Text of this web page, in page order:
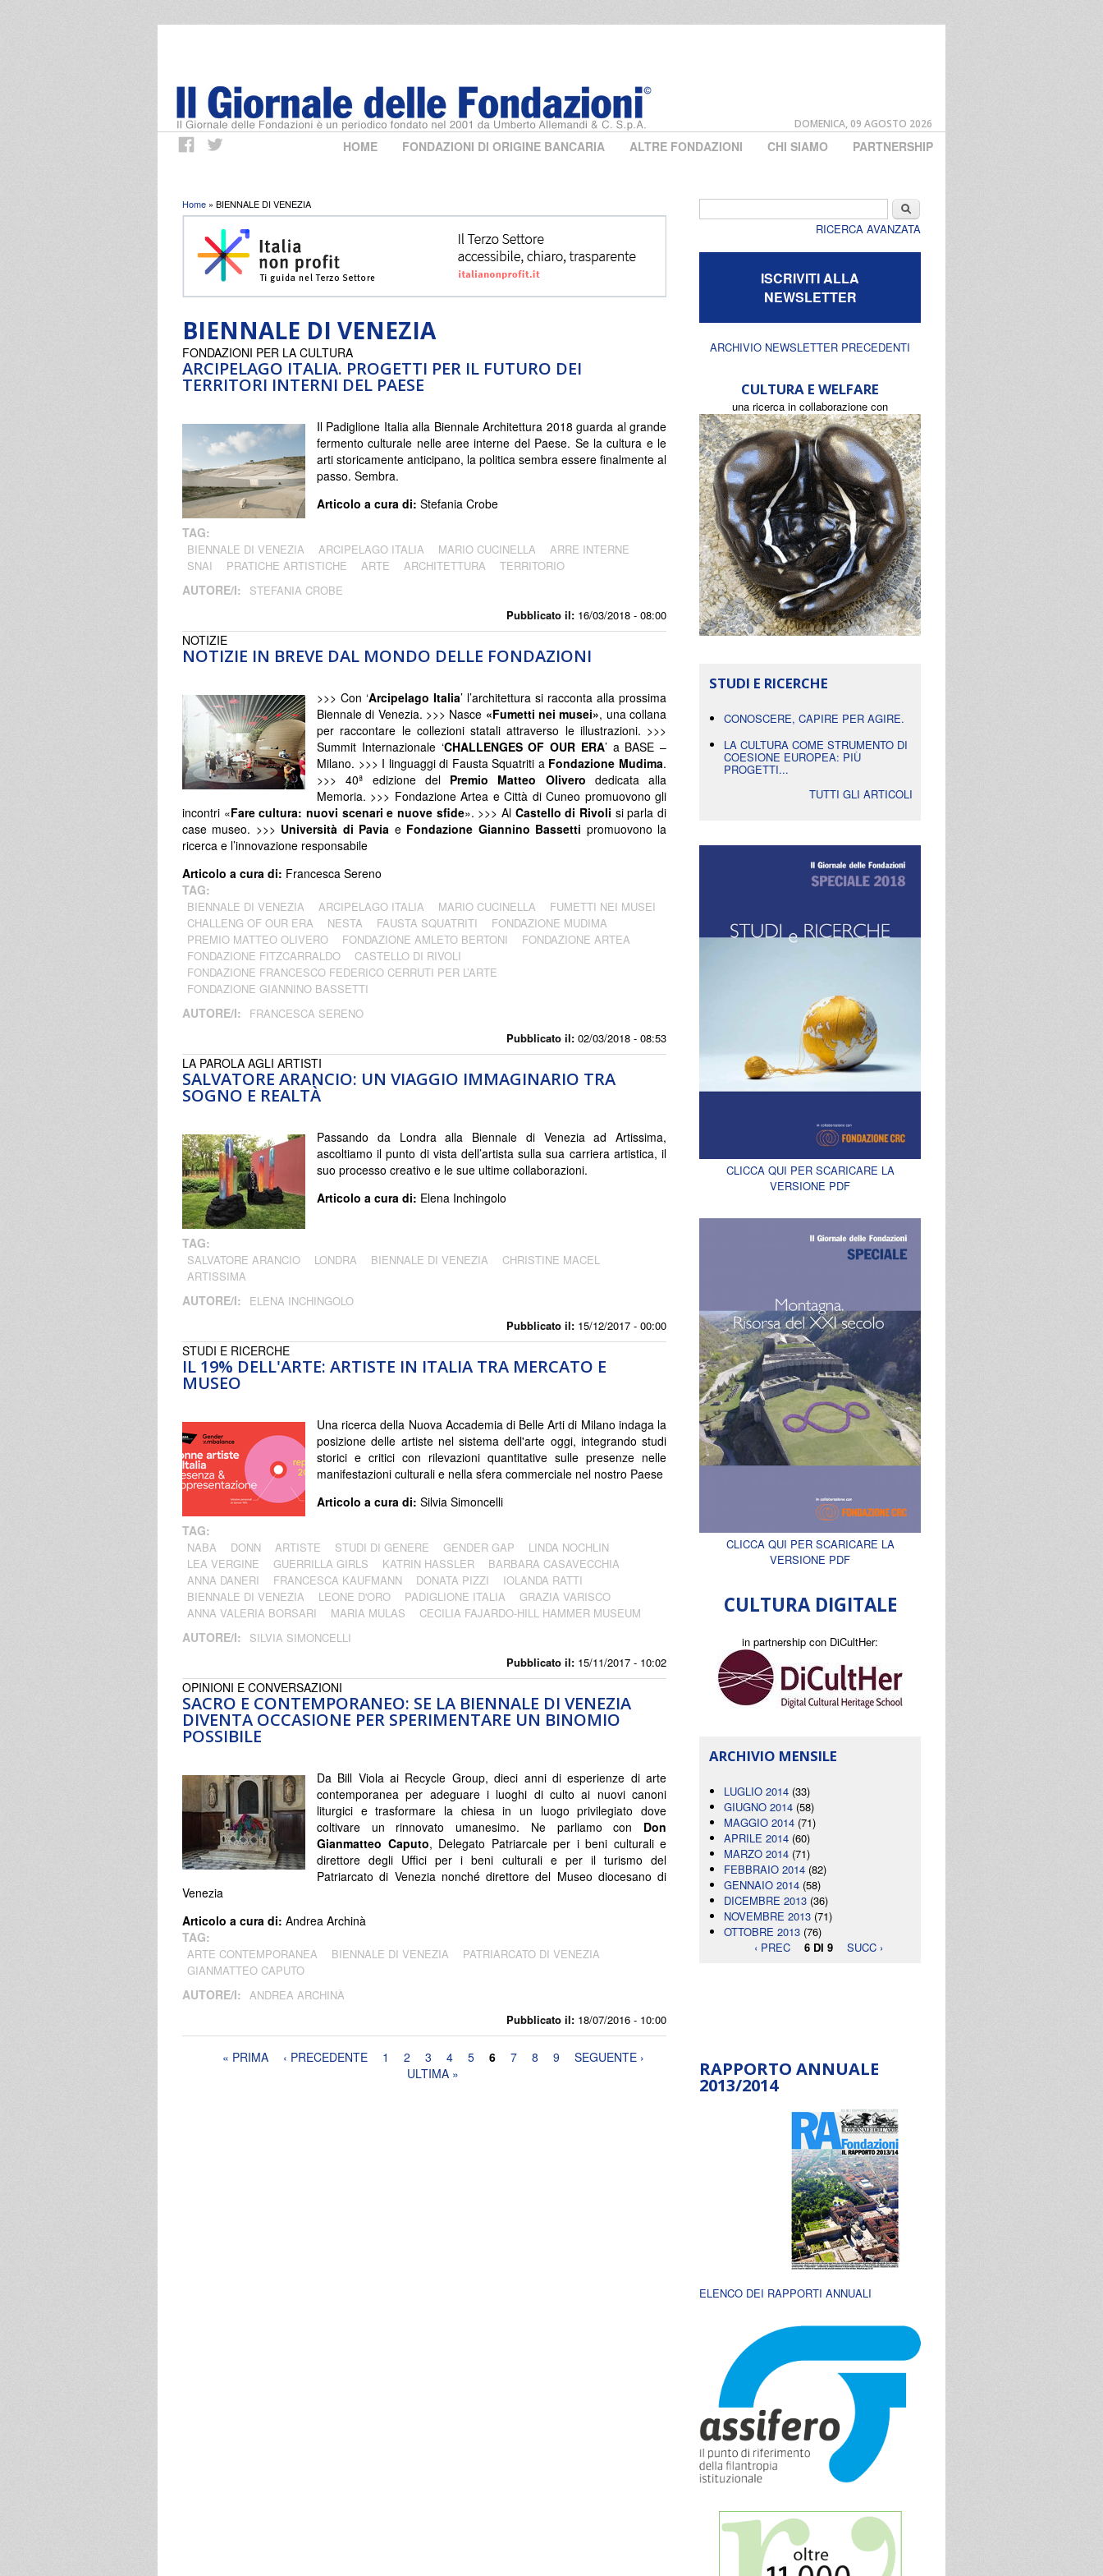
DOMENICA, 09 AGOSTO 2026
HOME FONDAZIONI DI ORIGINE BANCARIA ALTRE FONDAZIONI CHI SIAMO PARTNERSHIP
Tu sei qui
Home » BIENNALE DI VENEZIA
BIENNALE DI VENEZIA
ARCIPELAGO ITALIA. PROGETTI PER IL FUTURO DEI
TERRITORI INTERNI DEL PAESE
Pubblicato il: 16/03/2018 - 08:00
FONDAZIONI PER LA CULTURA
Il Padiglione Italia alla Biennale Architettura 2018 guarda al grande
fermento culturale nelle aree interne del Paese. Se la cultura e le
arti storicamente anticipano, la politica sembra essere finalmente al
passo. Sembra.
Articolo a cura di: Stefania Crobe
TAG:
BIENNALE DI VENEZIA ARCIPELAGO ITALIA MARIO CUCINELLA
ARRE INTERNE
SNAI
PRATICHE ARTISTICHE ARTE ARCHITETTURA TERRITORIO
AUTORE/I: STEFANIA CROBE
NOTIZIE IN BREVE DAL MONDO DELLE FONDAZIONI
Pubblicato il: 02/03/2018 - 08:53
NOTIZIE
>>> Con ‘Arcipelago Italia’ l’architettura si racconta alla prossima
Biennale di Venezia. >>> Nasce «Fumetti nei musei», una collana
per raccontare le collezioni statali attraverso le illustrazioni. >>>
Summit Internazionale ‘CHALLENGES OF OUR ERA’ a BASE –
Milano. >>> I linguaggi di Fausta Squatriti a Fondazione Mudima.
>>> 40ª edizione del Premio Matteo Olivero dedicata alla
Memoria. >>> Fondazione Artea e Città di Cuneo promuovono gli
incontri «Fare cultura: nuovi scenari e nuove sfide». >>> Al Castello di Rivoli si parla di
case museo. >>> Università di Pavia e Fondazione Giannino Bassetti promuovono la
ricerca e l’innovazione responsabile
Articolo a cura di: Francesca Sereno
TAG:
BIENNALE DI VENEZIA ARCIPELAGO ITALIA MARIO CUCINELLA
FUMETTI NEI MUSEI
CHALLENG OF OUR ERA
NESTA FAUSTA SQUATRITI
FONDAZIONE MUDIMA
PREMIO MATTEO OLIVERO
FONDAZIONE AMLETO BERTONI
FONDAZIONE ARTEA
FONDAZIONE FITZCARRALDO
CASTELLO DI RIVOLI
FONDAZIONE FRANCESCO FEDERICO CERRUTI PER L’ARTE
FONDAZIONE GIANNINO BASSETTI
AUTORE/I: FRANCESCA SERENO
SALVATORE ARANCIO: UN VIAGGIO IMMAGINARIO TRA
SOGNO E REALTÀ
Pubblicato il: 15/12/2017 - 00:00
LA PAROLA AGLI ARTISTI
Passando da Londra alla Biennale di Venezia ad Artissima,
ascoltiamo il punto di vista dell’artista sulla sua carriera artistica, il
suo processo creativo e le sue ultime collaborazioni.
Articolo a cura di: Elena Inchingolo
TAG:
SALVATORE ARANCIO LONDRA BIENNALE DI VENEZIA
CHRISTINE MACEL
ARTISSIMA
AUTORE/I: ELENA INCHINGOLO
IL 19% DELL'ARTE: ARTISTE IN ITALIA TRA MERCATO E
MUSEO
Pubblicato il: 15/11/2017 - 10:02
STUDI E RICERCHE
Una ricerca della Nuova Accademia di Belle Arti di Milano indaga la
posizione delle artiste nel sistema dell'arte oggi, integrando studi
storici e critici con rilevazioni quantitative sulle presenze nelle
manifestazioni culturali e nella sfera commerciale nel nostro Paese
Articolo a cura di: Silvia Simoncelli
TAG:
NABA DONN ARTISTE STUDI DI GENERE GENDER GAP
LINDA NOCHLIN
LEA VERGINE
GUERRILLA GIRLS KATRIN HASSLER
BARBARA CASAVECCHIA
ANNA DANERI
FRANCESCA KAUFMANN DONATA PIZZI
IOLANDA RATTI
BIENNALE DI VENEZIA
LEONE D'ORO PADIGLIONE ITALIA
GRAZIA VARISCO
ANNA VALERIA BORSARI
MARIA MULAS CECILIA FAJARDO-HILL HAMMER MUSEUM
AUTORE/I: SILVIA SIMONCELLI
SACRO E CONTEMPORANEO: SE LA BIENNALE DI VENEZIA
DIVENTA OCCASIONE PER SPERIMENTARE UN BINOMIO
POSSIBILE
Pubblicato il: 18/07/2016 - 10:00
OPINIONI E CONVERSAZIONI
Da Bill Viola ai Recycle Group, dieci anni di esperienze di arte
contemporanea per adeguare i luoghi di culto ai nuovi canoni
liturgici e trasformare la chiesa in un luogo privilegiato dove
coltivare un rinnovato umanesimo. Ne parliamo con Don
Gianmatteo Caputo, Delegato Patriarcale per i beni culturali e
direttore degli Uffici per i beni culturali e per il turismo del
Patriarcato di Venezia nonché direttore del Museo diocesano di
Venezia
Articolo a cura di: Andrea Archinà
TAG:
ARTE CONTEMPORANEA BIENNALE DI VENEZIA
PATRIARCATO DI VENEZIA
GIANMATTEO CAPUTO
AUTORE/I: ANDREA ARCHINÀ
Pagine« PRIMA ‹ PRECEDENTE 1 2 3 4 5 6 7 8 9
SEGUENTE ›
ULTIMA »
Cerca
RICERCA AVANZATA
ISCRIVITI ALLA
NEWSLETTER
ARCHIVIO NEWSLETTER PRECEDENTI
CULTURA E WELFARE
una ricerca in collaborazione con
STUDI E RICERCHE
CONOSCERE, CAPIRE PER AGIRE.
LA CULTURA COME STRUMENTO DI
COESIONE EUROPEA: PIÙ
PROGETTI...
TUTTI GLI ARTICOLI
CLICCA QUI PER SCARICARE LA
VERSIONE PDF
CLICCA QUI PER SCARICARE LA
VERSIONE PDF
CULTURA DIGITALE
in partnership con DiCultHer:
ARCHIVIO MENSILE
LUGLIO 2014 (33)
GIUGNO 2014 (58)
MAGGIO 2014 (71)
APRILE 2014 (60)
MARZO 2014 (71)
FEBBRAIO 2014 (82)
GENNAIO 2014 (58)
DICEMBRE 2013 (36)
NOVEMBRE 2013 (71)
OTTOBRE 2013 (76)
‹ PREC
6 DI 9 SUCC ›
RAPPORTO ANNUALE
2013/2014
ELENCO DEI RAPPORTI ANNUALI